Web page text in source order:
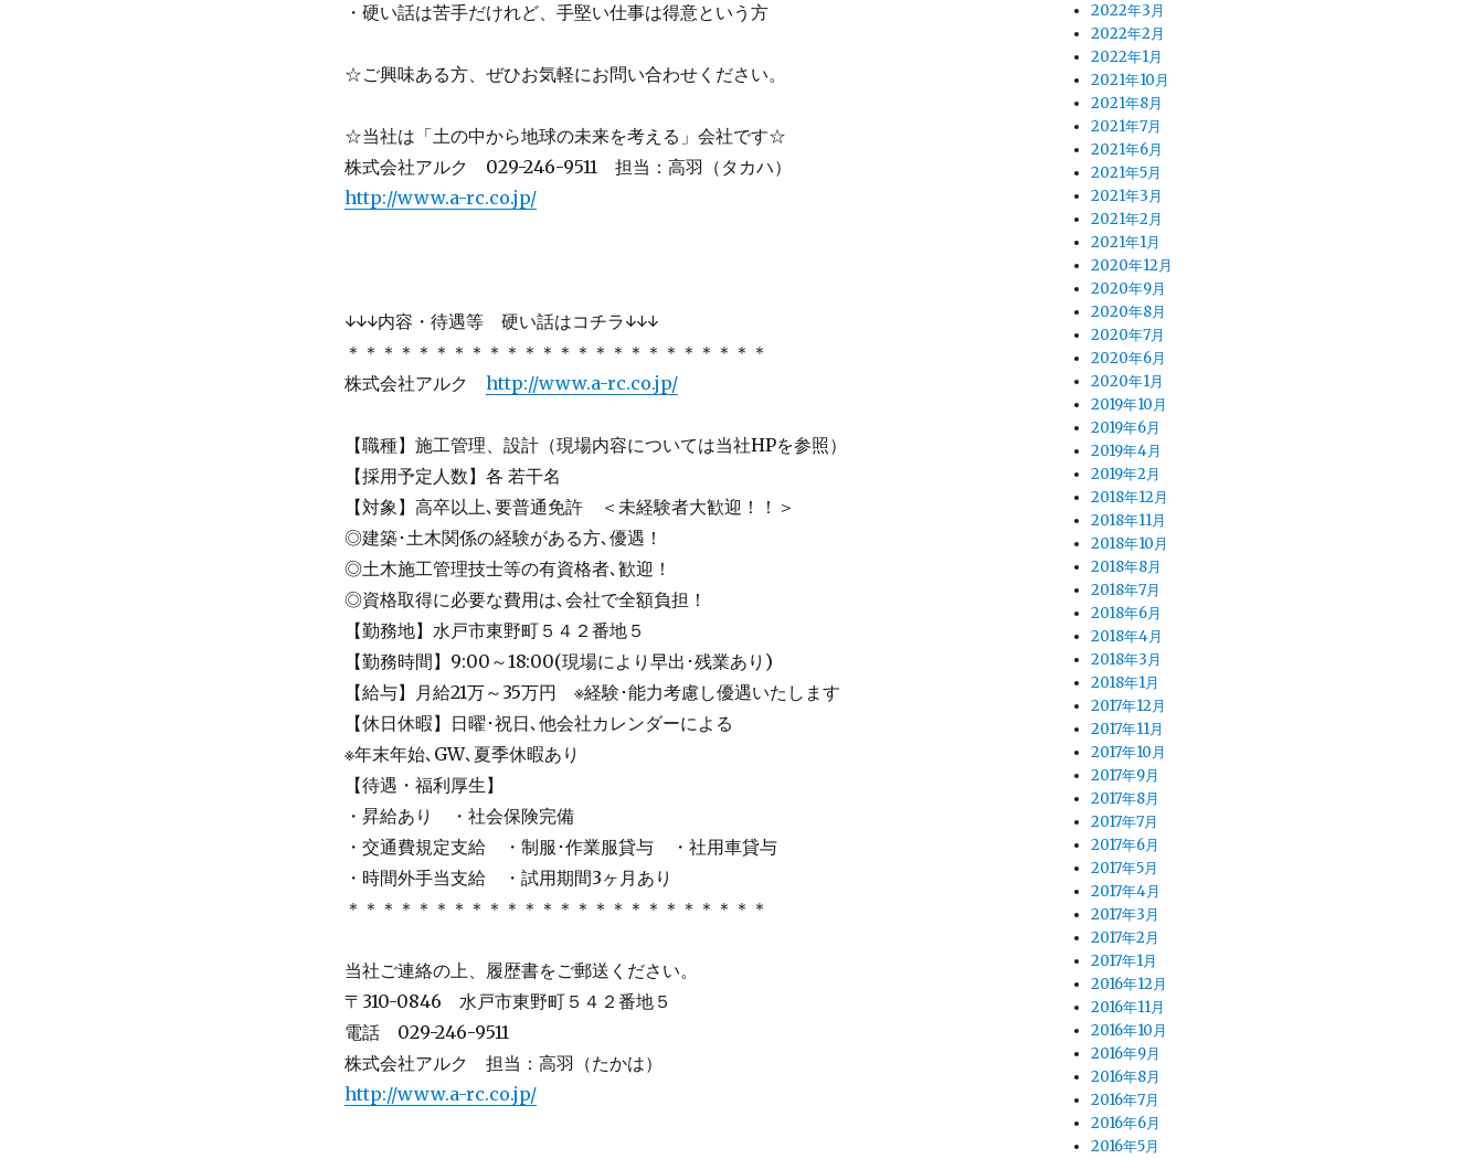
・硬い話は苦手だけれど、手堅い仕事は得意という方
☆ご興味ある方、ぜひお気軽にお問い合わせください。
☆当社は「土の中から地球の未来を考える」会社です☆
株式会社アルク 029-246-9511 担当：高羽（タカハ）
http://www.a-rc.co.jp/
↓↓↓内容・待遇等 硬い話はコチラ↓↓↓
＊＊＊＊＊＊＊＊＊＊＊＊＊＊＊＊＊＊＊＊＊＊＊＊
株式会社アルク http://www.a-rc.co.jp/
【職種】施工管理、設計（現場内容については当社HPを参照）
【採用予定人数】各 若干名
【対象】高卒以上､要普通免許 ＜未経験者大歓迎！！＞
◎建築･土木関係の経験がある方､優遇！
◎土木施工管理技士等の有資格者､歓迎！
◎資格取得に必要な費用は､会社で全額負担！
【勤務地】水戸市東野町５４２番地５
【勤務時間】9:00～18:00(現場により早出･残業あり)
【給与】月給21万～35万円 ※経験･能力考慮し優遇いたします
【休日休暇】日曜･祝日､他会社カレンダーによる
※年末年始､GW､夏季休暇あり
【待遇・福利厚生】
・昇給あり ・社会保険完備
・交通費規定支給 ・制服･作業服貸与 ・社用車貸与
・時間外手当支給 ・試用期間3ヶ月あり
＊＊＊＊＊＊＊＊＊＊＊＊＊＊＊＊＊＊＊＊＊＊＊＊
当社ご連絡の上、履歴書をご郵送ください。
〒310-0846 水戸市東野町５４２番地５
電話 029-246-9511
株式会社アルク 担当：高羽（たかは）
http://www.a-rc.co.jp/
2022年3月
2022年2月
2022年1月
2021年10月
2021年8月
2021年7月
2021年6月
2021年5月
2021年3月
2021年2月
2021年1月
2020年12月
2020年9月
2020年8月
2020年7月
2020年6月
2020年1月
2019年10月
2019年6月
2019年4月
2019年2月
2018年12月
2018年11月
2018年10月
2018年8月
2018年7月
2018年6月
2018年4月
2018年3月
2018年1月
2017年12月
2017年11月
2017年10月
2017年9月
2017年8月
2017年7月
2017年6月
2017年5月
2017年4月
2017年3月
2017年2月
2017年1月
2016年12月
2016年11月
2016年10月
2016年9月
2016年8月
2016年7月
2016年6月
2016年5月